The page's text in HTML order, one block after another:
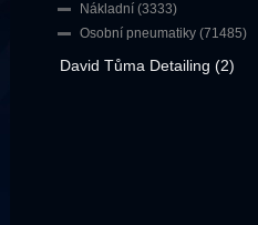
Nákladní (3333)
Osobní pneumatiky (71485)
David Tůma Detailing (2)